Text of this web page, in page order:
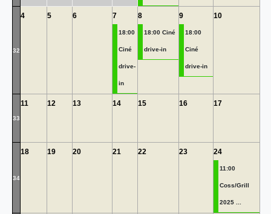
32
4 5 6 7
18:00
Ciné
drive-
in
8
18:00 Ciné
drive-in
9
18:00
Ciné
drive-in
10
33
11 12 13 14 15 16 17
34
18 19 20 21 22 23 24
11:00
Coss/Grill
2025 ...